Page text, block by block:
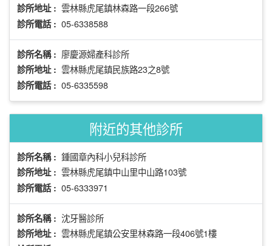
診所地址 : 雲林縣虎尾鎮林森路一段266號
診所電話 : 05-6338588
診所名稱 : 廖慶源婦產科診所
診所地址 : 雲林縣虎尾鎮民族路23之8號
診所電話 : 05-6335598
附近的其他診所
診所名稱 : 鍾國章內科小兒科診所
診所地址 : 雲林縣虎尾鎮中山里中山路103號
診所電話 : 05-6333971
診所名稱 : 沈牙醫診所
診所地址 : 雲林縣虎尾鎮公安里林森路一段406號1樓